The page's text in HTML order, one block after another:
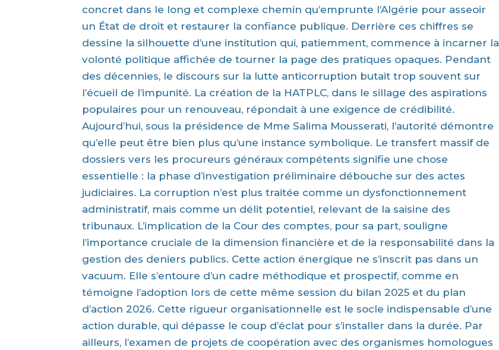
concret dans le long et complexe chemin qu’emprunte l’Algérie pour asseoir
un État de droit et restaurer la confiance publique. Derrière ces chiffres se
dessine la silhouette d’une institution qui, patiemment, commence à incarner la
volonté politique affichée de tourner la page des pratiques opaques. Pendant
des décennies, le discours sur la lutte anticorruption butait trop souvent sur
l’écueil de l’impunité. La création de la HATPLC, dans le sillage des aspirations
populaires pour un renouveau, répondait à une exigence de crédibilité.
Aujourd’hui, sous la présidence de Mme Salima Mousserati, l’autorité démontre
qu’elle peut être bien plus qu’une instance symbolique. Le transfert massif de
dossiers vers les procureurs généraux compétents signifie une chose
essentielle : la phase d’investigation préliminaire débouche sur des actes
judiciaires. La corruption n’est plus traitée comme un dysfonctionnement
administratif, mais comme un délit potentiel, relevant de la saisine des
tribunaux. L’implication de la Cour des comptes, pour sa part, souligne
l’importance cruciale de la dimension financière et de la responsabilité dans la
gestion des deniers publics. Cette action énergique ne s’inscrit pas dans un
vacuum. Elle s’entoure d’un cadre méthodique et prospectif, comme en
témoigne l’adoption lors de cette même session du bilan 2025 et du plan
d’action 2026. Cette rigueur organisationnelle est le socle indispensable d’une
action durable, qui dépasse le coup d’éclat pour s’installer dans la durée. Par
ailleurs, l’examen de projets de coopération avec des organismes homologues